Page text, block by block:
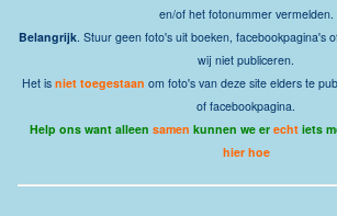
en/of het fotonummer vermelden.
Belangrijk. Stuur geen foto's uit boeken, facebookpagina's
wij niet publiceren.
Het is niet toegestaan om foto's van deze site elders te
of facebookpagina.
Help ons want alleen samen kunnen we er echtiets
hier hoe